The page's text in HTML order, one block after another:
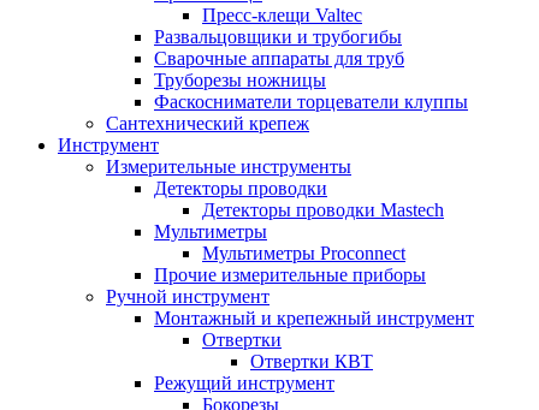
Пресс-клещи Valtec
Развальцовщики и трубогибы
Сварочные аппараты для труб
Труборезы ножницы
Фаскосниматели торцеватели клуппы
Сантехнический крепеж
Инструмент
Измерительные инструменты
Детекторы проводки
Детекторы проводки Mastech
Мультиметры
Мультиметры Proconnect
Прочие измерительные приборы
Ручной инструмент
Монтажный и крепежный инструмент
Отвертки
Отвертки КВТ
Режущий инструмент
Бокорезы